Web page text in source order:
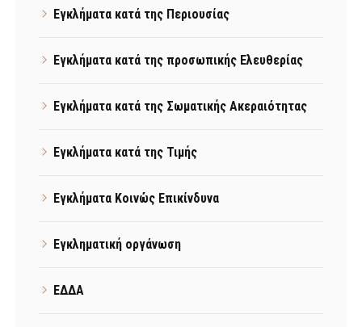
Εγκλήματα κατά της Περιουσίας
Εγκλήματα κατά της προσωπικής Ελευθερίας
Εγκλήματα κατά της Σωματικής Ακεραιότητας
Εγκλήματα κατά της Τιμής
Εγκλήματα Κοινώς Επικίνδυνα
Εγκληματική οργάνωση
ΕΔΔΑ